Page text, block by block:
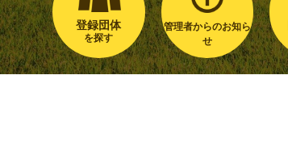
登録団体
を探す
管理者からのお知ら
せ